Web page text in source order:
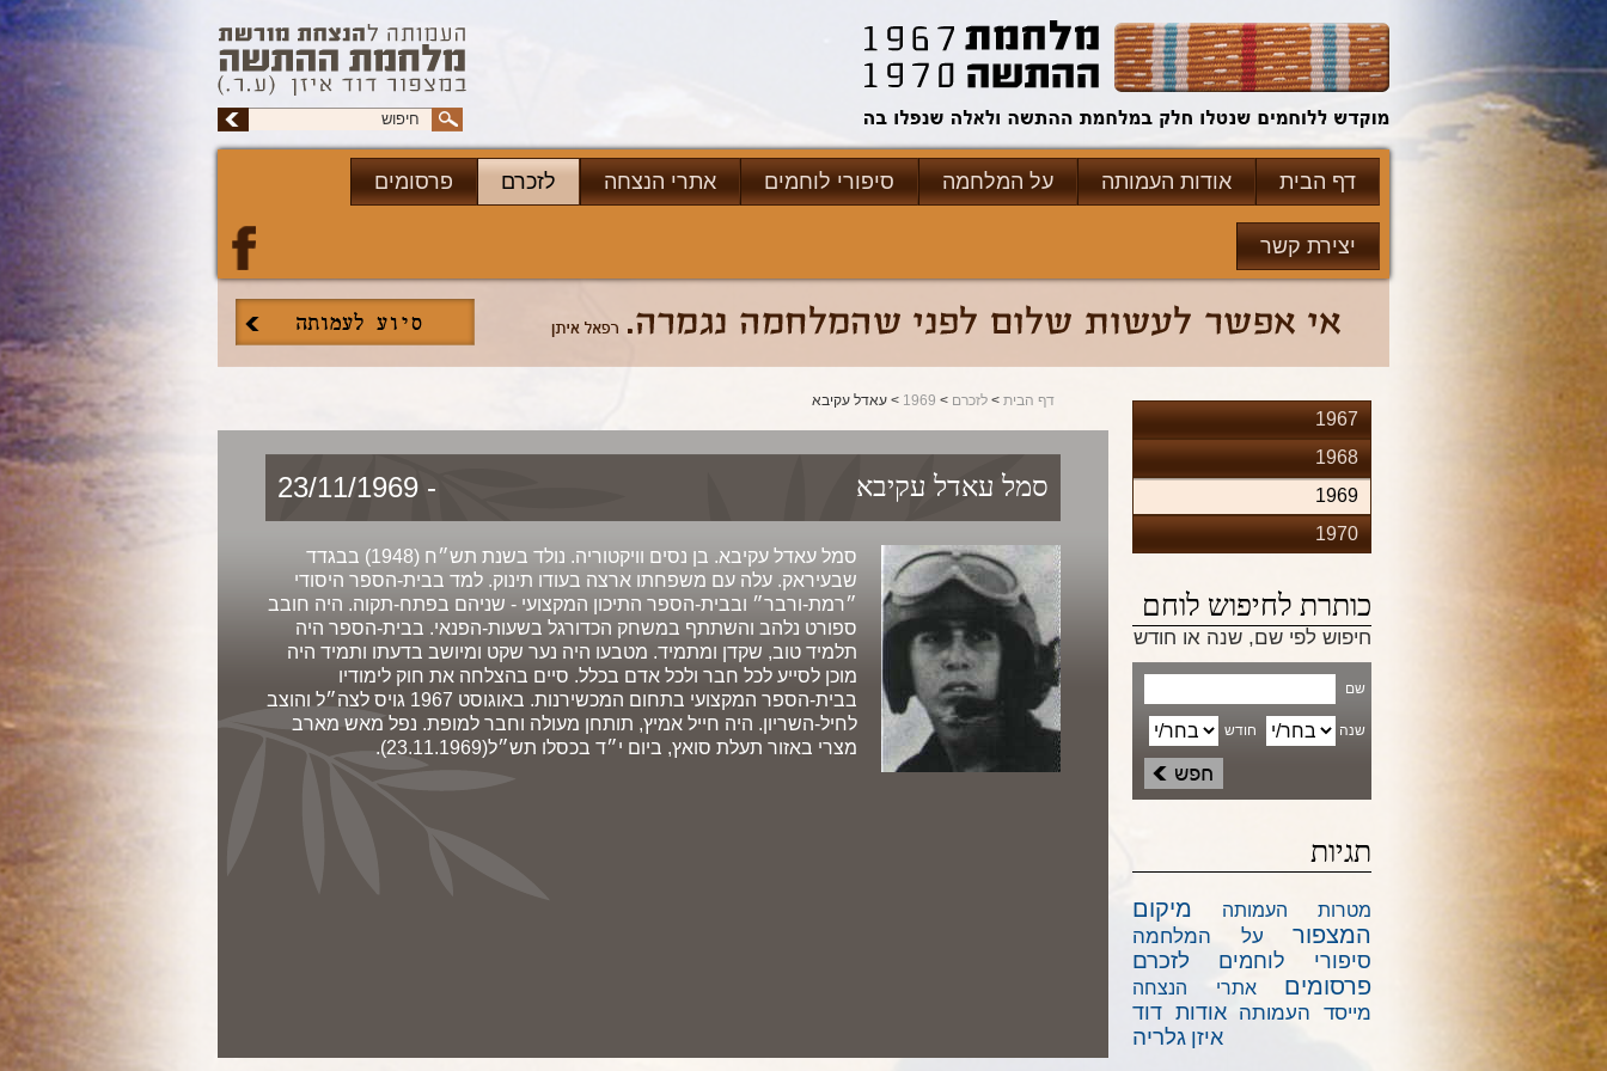
דף הבית אודות העמותה על המלחמה סיפורי לוחמים אתרי הנצחה לזכרם פרסומים
יצירת קשר
דף הבית > לזכרם >
1969 > עאדל עקיבא
1967
1968
1969
1970
כותרת לחיפוש לוחם
חיפוש לפי שם, שנה או חודש
שם
שנה חודש
תגיות
מטרות העמותה
מיקום
המצפור
על המלחמה
סיפורי לוחמים לזכרם
פרסומים אתרי הנצחה
מייסד העמותה אודות דוד
איזן גלריה
סמל עאדל עקיבא - 23/11/1969
סמל עאדל עקיבא. בן נסים וויקטוריה. נולד בשנת תש״ח (1948) בבגדד
שבעיראק. עלה עם משפחתו ארצה בעודו תינוק. למד בבית-הספר היסודי
״רמת-ורבר״ ובבית-הספר התיכון המקצועי - שניהם בפתח-תקוה. היה חובב
ספורט נלהב והשתתף במשחק הכדורגל בשעות-הפנאי. בבית-הספר היה
תלמיד טוב, שקדן ומתמיד. מטבעו היה נער שקט ומיושב בדעתו ותמיד היה
מוכן לסייע לכל חבר ולכל אדם בכלל. סיים בהצלחה את חוק לימודיו
בבית-הספר המקצועי בתחום המכשירנות. באוגוסט 1967 גויס לצה״ל והוצב
לחיל-השריון. היה חייל אמיץ, תותחן מעולה וחבר למופת. נפל מאש מארב
מצרי באזור תעלת סואץ, ביום י״ד בכסלו תש״ל(23.11.1969).